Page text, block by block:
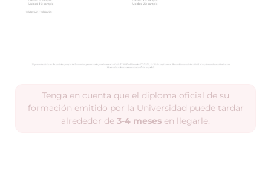
Tenga en cuenta que el diploma oficial de su
formación emitido por la Universidad puede tardar
alrededor de 3-4 meses en llegarle.